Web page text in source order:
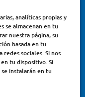
analíticas propias y
se almacenan en tu
nuestra página, su
basada en tu
sociales. Si nos
tu dispositivo. Si
instalarán en tu